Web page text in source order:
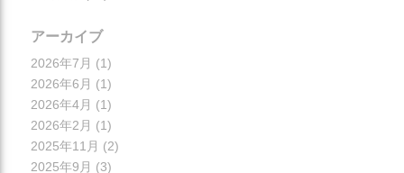
アーカイブ
2026年7月 (1)
2026年6月 (1)
2026年4月 (1)
2026年2月 (1)
2025年11月 (2)
2025年9月 (3)